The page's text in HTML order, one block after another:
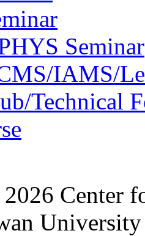
Seminar
IAMS/
Technical
Center
University